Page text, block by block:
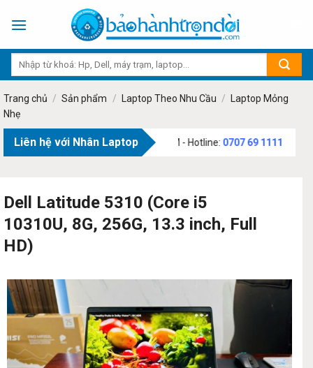
Trang chủ / Sản phẩm / Laptop Theo Nhu Cầu /
Laptop Mỏng
Nhẹ
Liên hệ với Nhân Laptop
Văn Bạch, Phường Tân Sơn, TP.HCM - Hotline:0707 69 1111
Dell Latitude 5310 (Core i5
10310U, 8G, 256G, 13.3 inch, Full
HD)